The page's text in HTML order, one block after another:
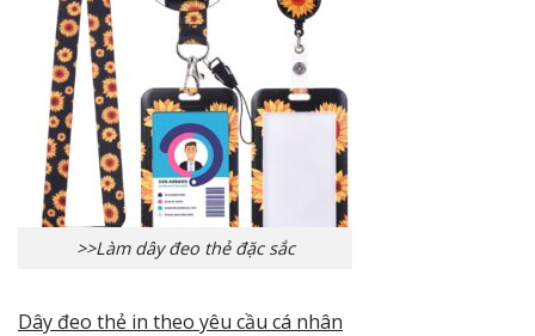
>>Làm dây đeo thẻ đặc sắc
Dây đeo thẻ in theo yêu cầu cá nhân